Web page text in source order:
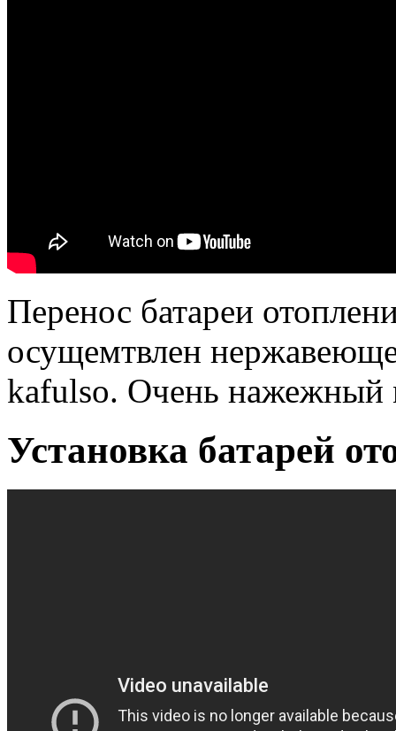
Перенос батареи
осущемтвлен
kafulso. Очень нажежный
Установка батарей